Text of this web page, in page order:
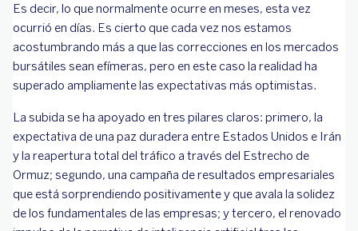
Es decir, lo que normalmente ocurre en meses, esta vez
ocurrió en días. Es cierto que cada vez nos estamos
acostumbrando más a que las correcciones en los mercados
bursátiles sean efímeras, pero en este caso la realidad ha
superado ampliamente las expectativas más optimistas.
La subida se ha apoyado en tres pilares claros: primero, la
expectativa de una paz duradera entre Estados Unidos e Irán
y la reapertura total del tráfico a través del Estrecho de
Ormuz; segundo, una campaña de resultados empresariales
que está sorprendiendo positivamente y que avala la solidez
de los fundamentales de las empresas; y tercero, el renovado